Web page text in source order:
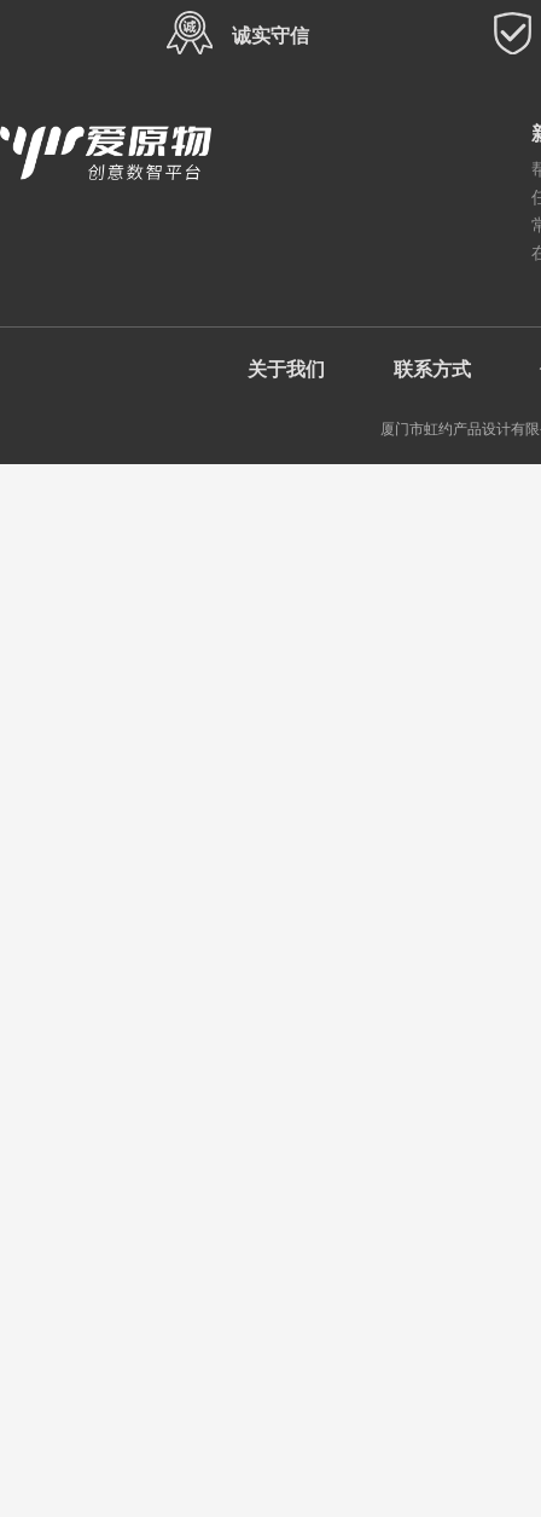
诚实守信
关于我们 联系方式
厦门市虹约产品设计有